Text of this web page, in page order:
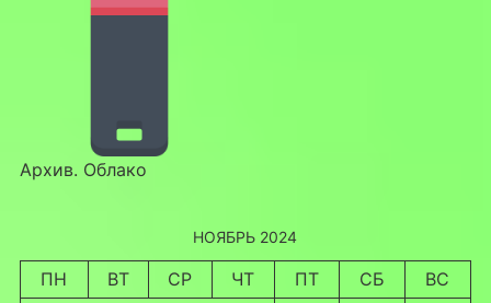
Архив. Облако
НОЯБРЬ 2024
ПН ВТ СР ЧТ ПТ СБ
ВС